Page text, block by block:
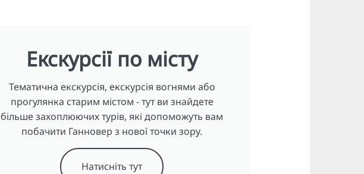
Екскурсії по місту
Тематична екскурсія, екскурсія вогнями або
прогулянка старим містом - тут ви знайдете
більше захоплюючих турів, які допоможуть вам
побачити Ганновер з нової точки зору.
Натисніть тут